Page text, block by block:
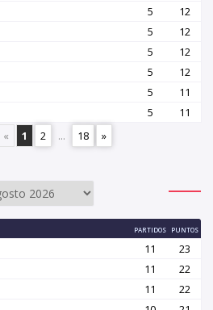
5
12
5
12
5
12
5
12
5
11
5
11
«
1 2 ... 18 »
PARTIDOS PUNTOS
11
23
11
22
11
22